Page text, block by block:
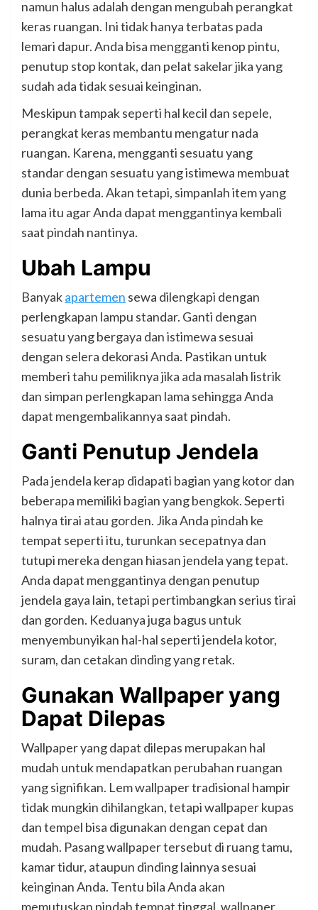
namun halus adalah dengan mengubah perangkat
keras ruangan. Ini tidak hanya terbatas pada
lemari dapur. Anda bisa mengganti kenop pintu,
penutup stop kontak, dan pelat sakelar jika yang
sudah ada tidak sesuai keinginan.
Meskipun tampak seperti hal kecil dan sepele,
perangkat keras membantu mengatur nada
ruangan. Karena, mengganti sesuatu yang
standar dengan sesuatu yang istimewa membuat
dunia berbeda. Akan tetapi, simpanlah item yang
lama itu agar Anda dapat menggantinya kembali
saat pindah nantinya.
Ubah Lampu
Banyakapartemen sewa dilengkapi dengan
perlengkapan lampu standar. Ganti dengan
sesuatu yang bergaya dan istimewa sesuai
dengan selera dekorasi Anda. Pastikan untuk
memberi tahu pemiliknya jika ada masalah listrik
dan simpan perlengkapan lama sehingga Anda
dapat mengembalikannya saat pindah.
Ganti Penutup Jendela
Pada jendela kerap didapati bagian yang kotor dan
beberapa memiliki bagian yang bengkok. Seperti
halnya tirai atau gorden. Jika Anda pindah ke
tempat seperti itu, turunkan secepatnya dan
tutupi mereka dengan hiasan jendela yang tepat.
Anda dapat menggantinya dengan penutup
jendela gaya lain, tetapi pertimbangkan serius tirai
dan gorden. Keduanya juga bagus untuk
menyembunyikan hal-hal seperti jendela kotor,
suram, dan cetakan dinding yang retak.
Gunakan Wallpaper yang
Dapat Dilepas
Wallpaper yang dapat dilepas merupakan hal
mudah untuk mendapatkan perubahan ruangan
yang signifikan. Lem wallpaper tradisional hampir
tidak mungkin dihilangkan, tetapi wallpaper kupas
dan tempel bisa digunakan dengan cepat dan
mudah. Pasang wallpaper tersebut di ruang tamu,
kamar tidur, ataupun dinding lainnya sesuai
keinginan Anda. Tentu bila Anda akan
memutuskan pindah tempat tinggal, wallpaper